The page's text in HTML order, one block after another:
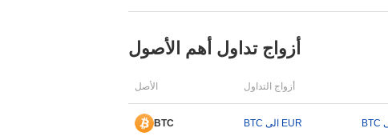
أزواج تداول أهم الأصول
الأصل أزواج التداول
BTC BTC الى EUR